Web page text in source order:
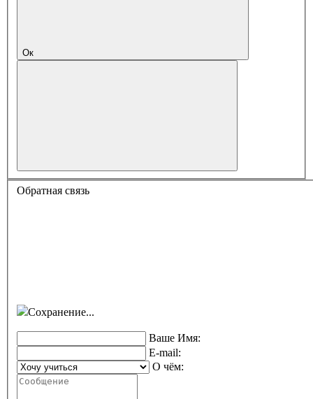
Ок
Обратная связь
Сохранение...
Ваше Имя:
E-mail:
О чём: